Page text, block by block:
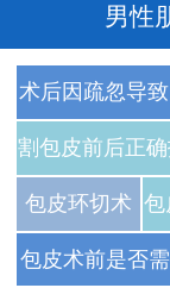
男性
术后因疏忽导致
伤口被外力撞击
或牵扯，应如何
评估损伤并处
割包皮前后正
理对长期健康
义
包皮环切术
后恢复期饮
包
包皮术前是否